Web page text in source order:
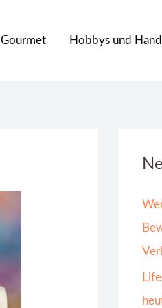
Gourmet Hobbys und